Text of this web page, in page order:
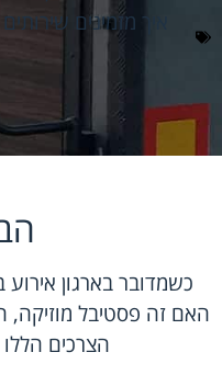
איך מזמינים
כשמדובר בארגון
האם זה פסטיבל מוזיקה,
הצרכים